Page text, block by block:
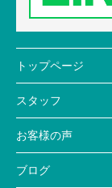
トップページ
スタッフ
お客様の声
ブログ